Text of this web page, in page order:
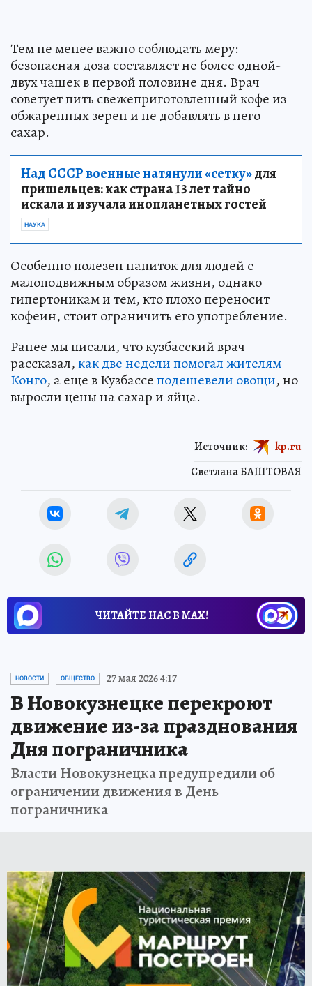
Тем не менее важно соблюдать меру:
безопасная доза составляет не более одной-
двух чашек в первой половине дня. Врач
советует пить свежеприготовленный кофе из
обжаренных зерен и не добавлять в него
сахар.
Над СССР военные натянули «сетку»для
пришельцев: как страна 13 лет тайно
искала и изучала инопланетных гостей
НАУКА
Особенно полезен напиток для людей с
малоподвижным образом жизни, однако
гипертоникам и тем, кто плохо переносит
кофеин, стоит ограничить его употребление.
Ранее мы писали, что кузбасский врач
рассказал,как две недели помогал жителям
Конго, а еще в Кузбассеподешевели овощи, но
выросли цены на сахар и яйца.
Светлана БАШТОВАЯ
Источник: kp.ru
ЧИТАЙТЕ НАС В МАХ!
НОВОСТИ ОБЩЕСТВО 27 мая 2026 4:17
В Новокузнецке перекроют
движение из-за празднования
Дня пограничника
Власти Новокузнецка предупредили об
ограничении движения в День
пограничника